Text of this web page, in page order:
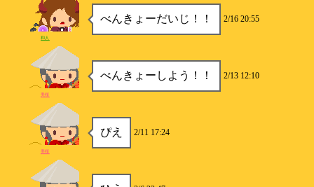
べんきょーだいじ！！ 2/16 20:55
和人
べんきょーしよう！！ 2/13 12:10
美桜
ぴえ 2/11 17:24
美桜